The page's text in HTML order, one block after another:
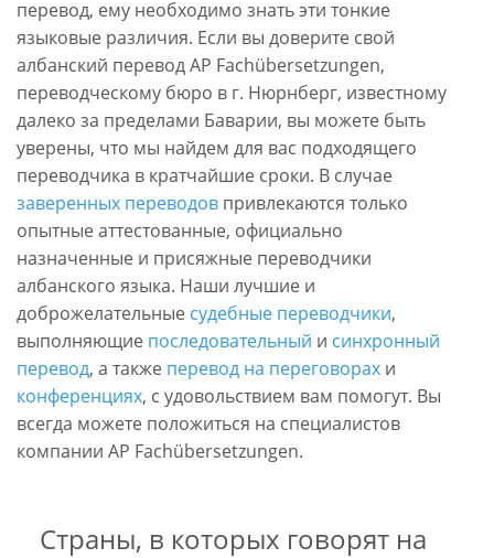
перевод, ему необходимо знать эти тонкие
языковые различия. Если вы доверите свой
албанский перевод AP Fachübersetzungen,
переводческому бюро в г. Нюрнберг, известному
далеко за пределами Баварии, вы можете быть
уверены, что мы найдем для вас подходящего
переводчика в кратчайшие сроки. В случае
заверенных переводов привлекаются только
опытные аттестованные, официально
назначенные и присяжные переводчики
албанского языка. Наши лучшие и
доброжелательные судебные переводчики,
выполняющие последовательный и синхронный
перевод, а также перевод на переговорах и
конференциях, с удовольствием вам помогут. Вы
всегда можете положиться на специалистов
компании AP Fachübersetzungen.
Страны, в которых говорят на